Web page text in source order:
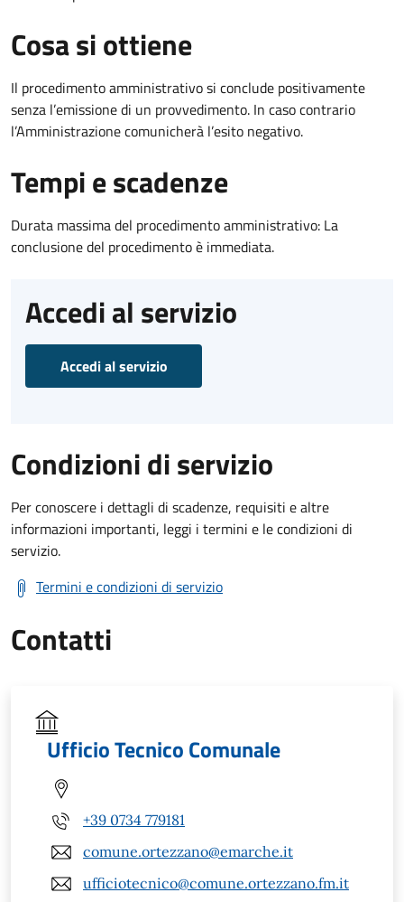
Cosa si ottiene
Il procedimento amministrativo si conclude positivamente
senza l’emissione di un provvedimento. In caso contrario
l’Amministrazione comunicherà l’esito negativo.
Tempi e scadenze
Durata massima del procedimento amministrativo: La
conclusione del procedimento è immediata.
Accedi al servizio
Accedi al servizio
Condizioni di servizio
Per conoscere i dettagli di scadenze, requisiti e altre
informazioni importanti, leggi i termini e le condizioni di
servizio.
Termini e condizioni di servizio
Contatti
Ufficio Tecnico Comunale
+39 0734 779181
comune.ortezzano@emarche.it
ufficiotecnico@comune.ortezzano.fm.it